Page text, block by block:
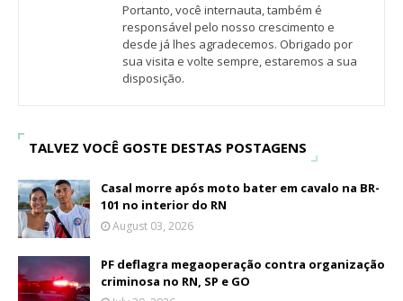
Portanto, você internauta, também é
responsável pelo nosso crescimento e
desde já lhes agradecemos. Obrigado por
sua visita e volte sempre, estaremos a sua
disposição.
TALVEZ VOCÊ GOSTE DESTAS POSTAGENS
Casal morre após moto bater em cavalo na BR-
101 no interior do RN
August 03, 2026
PF deflagra megaoperação contra organização
criminosa no RN, SP e GO